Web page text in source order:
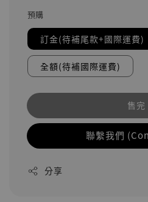
預購
訂金(待補尾款+國際運費)
全額(待補國際運費)
售完
聯繫我們
分享